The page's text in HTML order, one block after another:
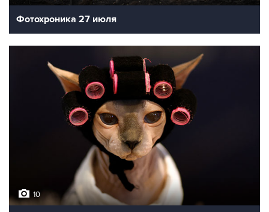
Фотохроника 27 июля
10